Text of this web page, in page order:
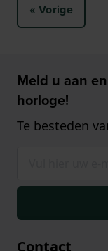
« Vorige
Meld u aan
horloge!
Te besteden
Contact